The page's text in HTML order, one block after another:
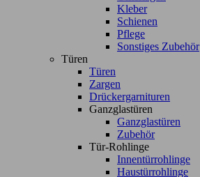
Kleber
Schienen
Pflege
Sonstiges Zubehör
Türen
Türen
Zargen
Drückergarnituren
Ganzglastüren
Ganzglastüren
Zubehör
Tür-Rohlinge
Innentürrohlinge
Haustürrohlinge